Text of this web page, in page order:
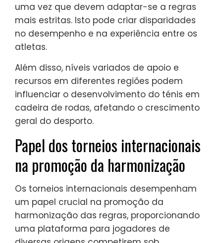
uma vez que devem adaptar-se a regras
mais estritas. Isto pode criar disparidades
no desempenho e na experiência entre os
atletas.
Além disso, níveis variados de apoio e
recursos em diferentes regiões podem
influenciar o desenvolvimento do ténis em
cadeira de rodas, afetando o crescimento
geral do desporto.
Papel dos torneios internacionais
na promoção da harmonização
Os torneios internacionais desempenham
um papel crucial na promoção da
harmonização das regras, proporcionando
uma plataforma para jogadores de